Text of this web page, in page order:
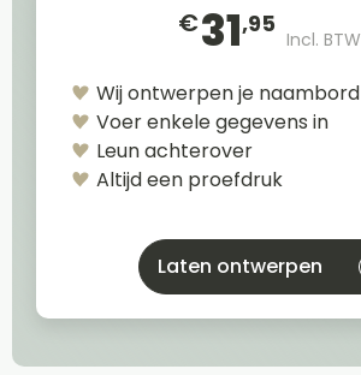
€31,95
Incl. BTW
Wij ontwerpen je naambord
Voer enkele gegevens in
Leun achterover
Altijd een proefdruk
Laten ontwerpen